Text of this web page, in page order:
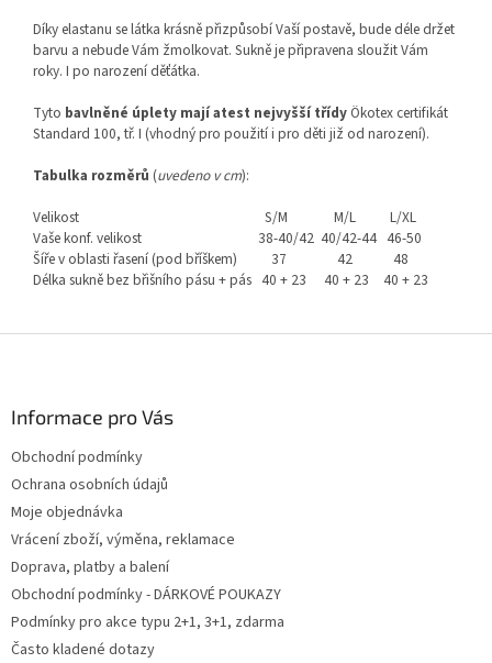
Díky elastanu se látka krásně přizpůsobí Vaší postavě, bude déle držet
barvu a nebude Vám žmolkovat. Sukně je připravena sloužit Vám
roky. I po narození děťátka.
Tyto bavlněné úplety mají atest nejvyšší třídyÖkotex certifikát
Standard 100, tř. I (vhodný pro použití i pro děti již od narození).
Tabulka rozměrů (uvedeno v cm):
Velikost
S/M M/L
L/XL
Vaše konf. velikost
38-40/42 40/42-44 46-50
Šíře v oblasti řasení (pod bříškem)
37 42
48
Délka sukně bez břišního pásu + pás 40 + 23 40 + 23 40 + 23
Informace pro Vás
Obchodní podmínky
Ochrana osobních údajů
Moje objednávka
Vrácení zboží, výměna, reklamace
Doprava, platby a balení
Obchodní podmínky - DÁRKOVÉ POUKAZY
Podmínky pro akce typu 2+1, 3+1, zdarma
Často kladené dotazy